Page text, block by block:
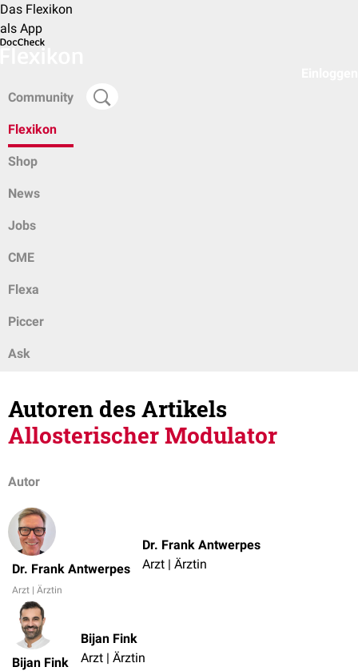
Das Flexikon
als App
Community
Flexikon
Shop
News
Jobs
CME
Flexa
Piccer
Ask
Autoren des Artikels
Allosterischer Modulator
Autor
Dr. Frank Antwerpes
Arzt | Ärztin
Dr. Frank Antwerpes
Arzt | Ärztin
Bijan Fink
Bijan Fink
Arzt | Ärztin